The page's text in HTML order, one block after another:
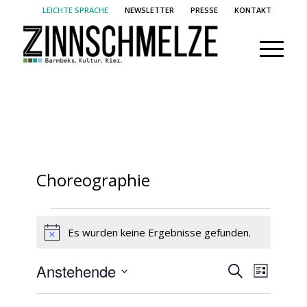
LEICHTE SPRACHE NEWSLETTER PRESSE KONTAKT
Choreographie
Veranstaltungen
HinweisEs wurden keine Ergebnisse gefunden.
Suche
SucheListe
Anstehende